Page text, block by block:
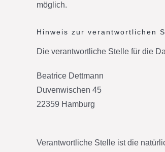
möglich.
Hinweis zur verantwortlichen
Die verantwortliche Stelle für die
Beatrice Dettmann
Duvenwischen 45
22359 Hamburg
Verantwortliche Stelle ist die